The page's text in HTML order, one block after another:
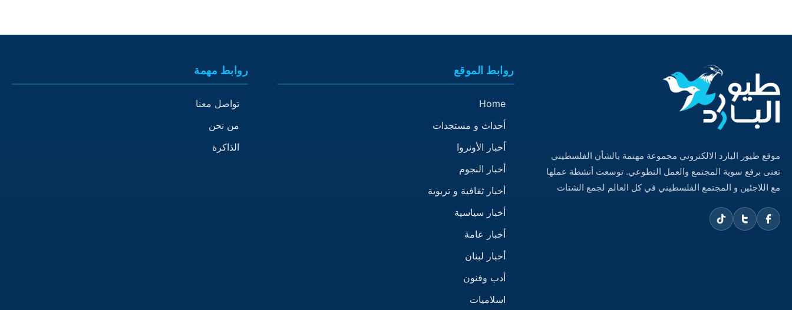
موقع طيور البارد الالكتروني مجموعة مهتمة بالشأن الفلسطيني
تعنى برفع سوية المجتمع والعمل التطوعي. توسعت أنشطة عملها
مع اللاجئين و المجتمع الفلسطيني في كل العالم لجمع الشتات
روابط الموقع
Home
أحداث و مستجدات
أخبار الأونروا
أخبار النجوم
أخبار ثقافية و تربوية
أخبار سياسية
أخبار عامة
أخبار لبنان
أدب وفنون
اسلاميات
روابط مهمة
تواصل معنا
من نحن
الذاكرة